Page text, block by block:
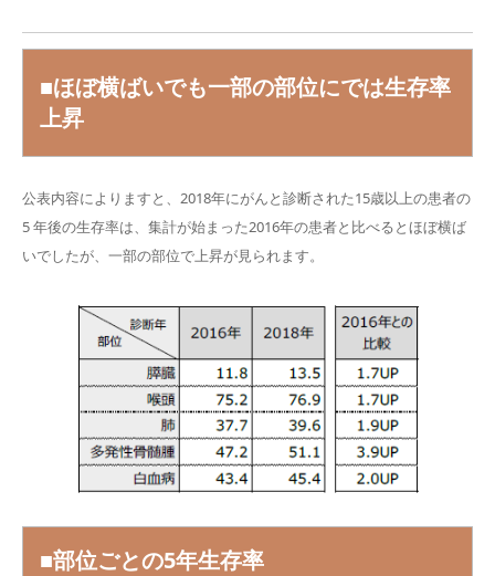
■ほぼ横ばいでも一部の部位にでは生存率
上昇
公表内容によりますと、2018年にがんと診断された15歳以上の患者の
5 年後の生存率は、集計が始まった2016年の患者と比べるとほぼ横ば
いでしたが、一部の部位で上昇が見られます。
■部位ごとの5年生存率